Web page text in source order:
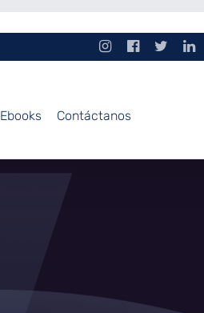
Ebooks Contáctanos